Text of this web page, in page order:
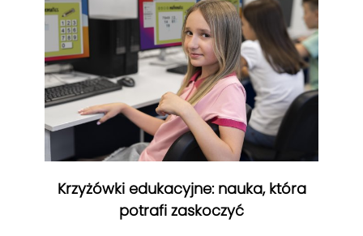
Krzyżówki edukacyjne: nauka, która
potrafi zaskoczyć